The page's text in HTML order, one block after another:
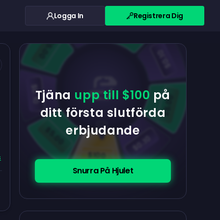
Logga In Registrera Dig
Tjäna upp till $100 på
ditt första slutförda
erbjudande
Snurra På Hjulet
$100
$5.00
$0.10
$5.00
$0.10 $5.00
$5.00